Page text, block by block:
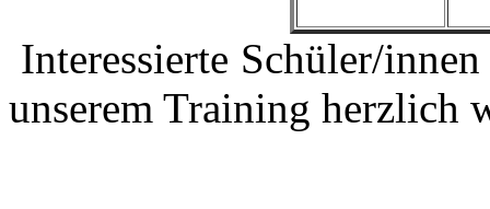
Interessierte Schüler/
unserem Training herzlich